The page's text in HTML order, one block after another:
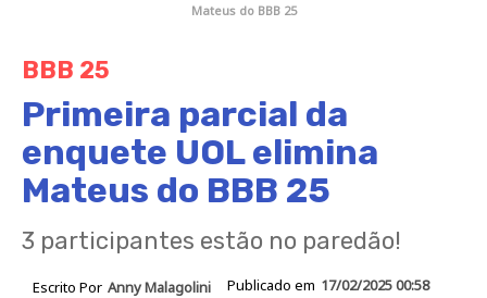
Mateus do BBB 25
BBB 25
Primeira parcial da
enquete UOL elimina
Mateus do BBB 25
3 participantes estão no paredão!
Escrito Por Anny Malagolini Publicado em 17/02/2025 00:58